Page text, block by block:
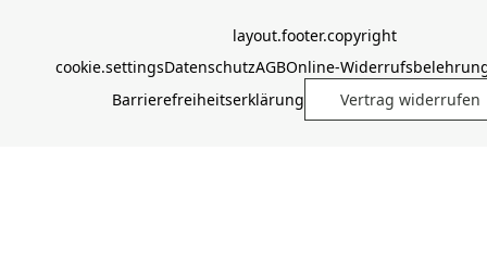
layout.footer.copyright
cookie.settingsDatenschutzAGBOnline-
Barrierefreiheitserklärung
Vertrag widerrufen